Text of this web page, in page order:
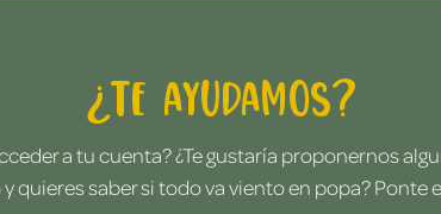
¿Te ayudamos?
a tu cuenta? ¿Te gustaría proponernos
quieres saber si todo va viento en popa?